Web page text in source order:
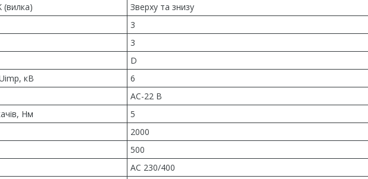
(вилка)
Зверху та знизу
3
3
D
кВ
6
AC-22 B
Нм
5
2000
500
AC 230/400